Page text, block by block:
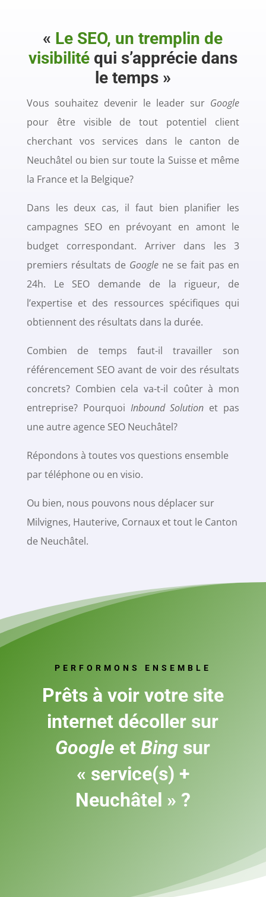
« Le SEO, un tremplin de
visibilité qui s’apprécie dans
le temps »
Vous souhaitez devenir le leader sur Google
pour être visible de tout potentiel client
cherchant vos services dans le canton de
Neuchâtel ou bien sur toute la Suisse et même
la France et la Belgique?
Dans les deux cas, il faut bien planifier les
campagnes SEO en prévoyant en amont le
budget correspondant. Arriver dans les 3
premiers résultats de Google ne se fait pas en
24h. Le SEO demande de la rigueur, de
l’expertise et des ressources spécifiques qui
obtiennent des résultats dans la durée.
Combien de temps faut-il travailler son
référencement SEO avant de voir des résultats
concrets? Combien cela va-t-il coûter à mon
entreprise? Pourquoi Inbound Solution et pas
une autre agence SEO Neuchâtel?
Répondons à toutes vos questions ensemble
par téléphone ou en visio.
Ou bien, nous pouvons nous déplacer sur
Milvignes, Hauterive, Cornaux et tout le Canton
de Neuchâtel.
PERFORMONS ENSEMBLE
Prêts à voir votre site
internet décoller sur
Google etBing sur
« service(s) +
Neuchâtel » ?